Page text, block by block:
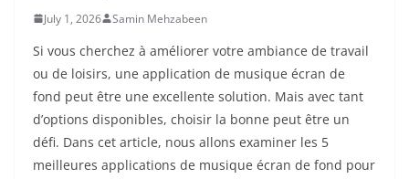
July 1, 2026 Samin Mehzabeen
Si vous cherchez à améliorer votre ambiance de travail
ou de loisirs, une application de musique écran de
fond peut être une excellente solution. Mais avec tant
d’options disponibles, choisir la bonne peut être un
défi. Dans cet article, nous allons examiner les 5
meilleures applications de musique écran de fond pour